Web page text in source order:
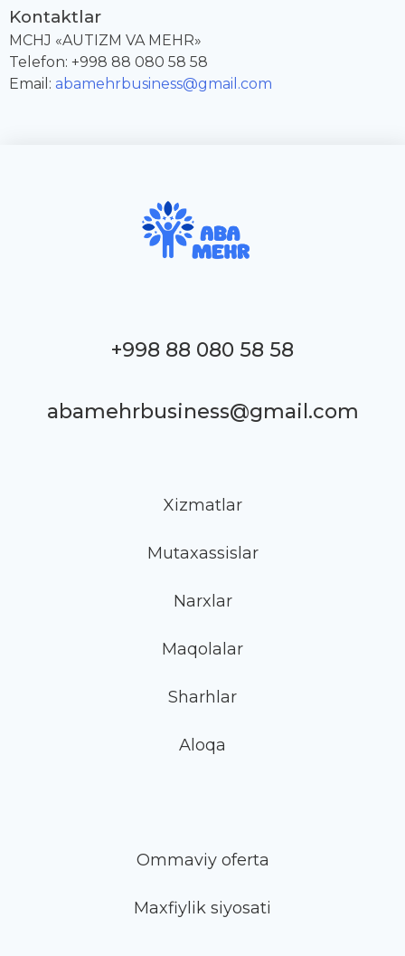
Kontaktlar
MCHJ «AUTIZM VA MEHR»
Telefon: +998 88 080 58 58
Email: abamehrbusiness@gmail.com
+998 88 080 58 58
abamehrbusiness@gmail.com
Xizmatlar
Mutaxassislar
Narxlar
Maqolalar
Sharhlar
Aloqa
Ommaviy oferta
Maxfiylik siyosati